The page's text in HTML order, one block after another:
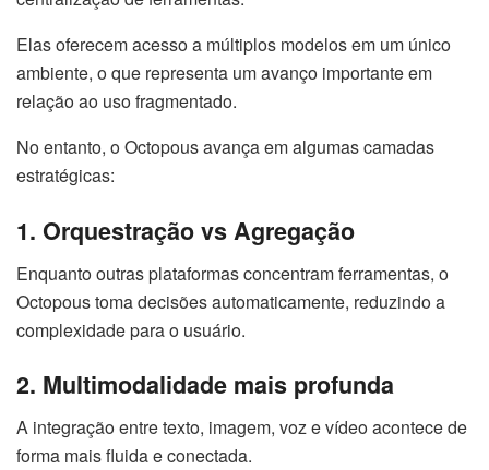
Elas oferecem acesso a múltiplos modelos em um único
ambiente, o que representa um avanço importante em
relação ao uso fragmentado.
No entanto, o Octopous avança em algumas camadas
estratégicas:
1. Orquestração vs Agregação
Enquanto outras plataformas concentram ferramentas, o
Octopous toma decisões automaticamente, reduzindo a
complexidade para o usuário.
2. Multimodalidade mais profunda
A integração entre texto, imagem, voz e vídeo acontece de
forma mais fluida e conectada.